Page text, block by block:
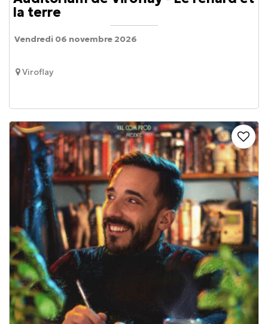
la terre
Viroflay
Vendredi 06 novembre 2026